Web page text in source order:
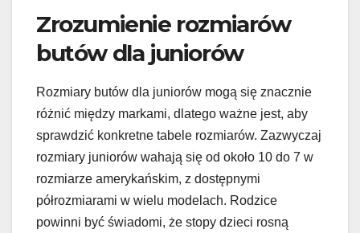
Zrozumienie rozmiarów
butów dla juniorów
Rozmiary butów dla juniorów mogą się znacznie
różnić między markami, dlatego ważne jest, aby
sprawdzić konkretne tabele rozmiarów. Zazwyczaj
rozmiary juniorów wahają się od około 10 do 7 w
rozmiarze amerykańskim, z dostępnymi
półrozmiarami w wielu modelach. Rodzice
powinni być świadomi, że stopy dzieci rosną